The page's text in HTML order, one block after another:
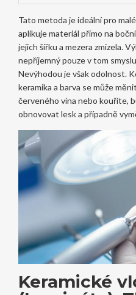
Tato metoda je ideální pro
aplikuje materiál přímo na
jejich šířku a mezera zmizela.
nepříjemný pouze v tom
Nevýhodou je však odolnost.
keramika a barva se může
červeného vína nebo kouříte,
obnovovat lesk a případně
Keramické